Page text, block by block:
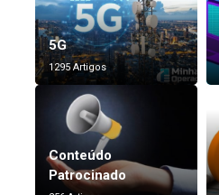
5G
1295 Artigos
Conteúdo
Patrocinado